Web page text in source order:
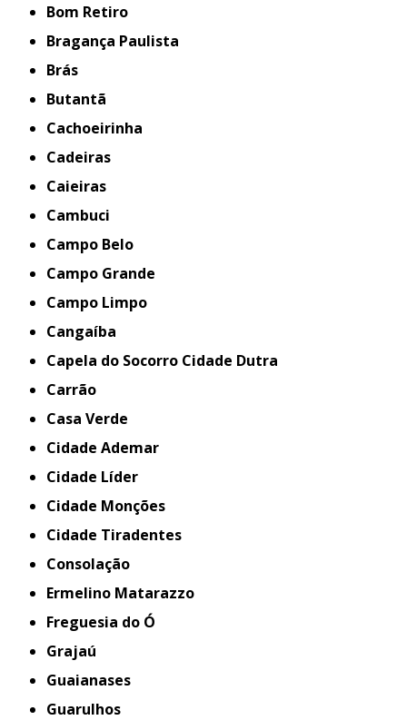
Bom Retiro
Bragança Paulista
Brás
Butantã
Cachoeirinha
Cadeiras
Caieiras
Cambuci
Campo Belo
Campo Grande
Campo Limpo
Cangaíba
Capela do Socorro Cidade Dutra
Carrão
Casa Verde
Cidade Ademar
Cidade Líder
Cidade Monções
Cidade Tiradentes
Consolação
Ermelino Matarazzo
Freguesia do Ó
Grajaú
Guaianases
Guarulhos